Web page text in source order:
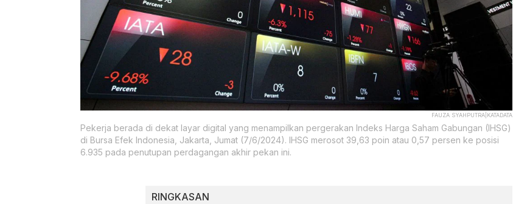
FAUZA SYAHPUTRA|KATADATA
Pekerja berada di dekat layar digital yang menampilkan pergerakan Indeks Harga Saham Gabungan (IHSG)
di Bursa Efek Indonesia, Jakarta, Jumat (7/6/2024). IHSG merosot 39,63 poin atau 0,57 persen ke posisi
6.935 pada penutupan perdagangan akhir pekan ini.
RINGKASAN